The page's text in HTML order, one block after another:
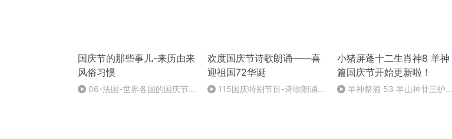
国庆节的那些事儿-来历由来
风俗习惯
06-法国-世界各国的国庆节-
欢度国庆节诗歌朗诵——喜
迎祖国72华诞
115国庆特别节目-诗歌朗诵-
小猪屏蓬十二生肖神8 羊神
篇国庆节开始更新啦！
羊神祭酒 53 羊山神廿三护祭